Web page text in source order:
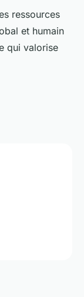
ressources
et humain
qui valorise